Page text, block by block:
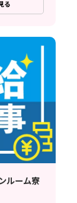
る
ルーム寮